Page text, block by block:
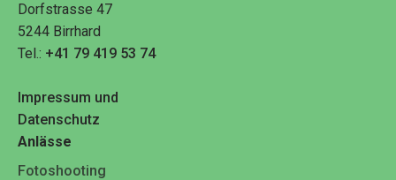
Dorfstrasse 47
5244 Birrhard
Tel.: +41 79 419 53 74
Impressum und
Datenschutz
Anlässe
Fotoshooting